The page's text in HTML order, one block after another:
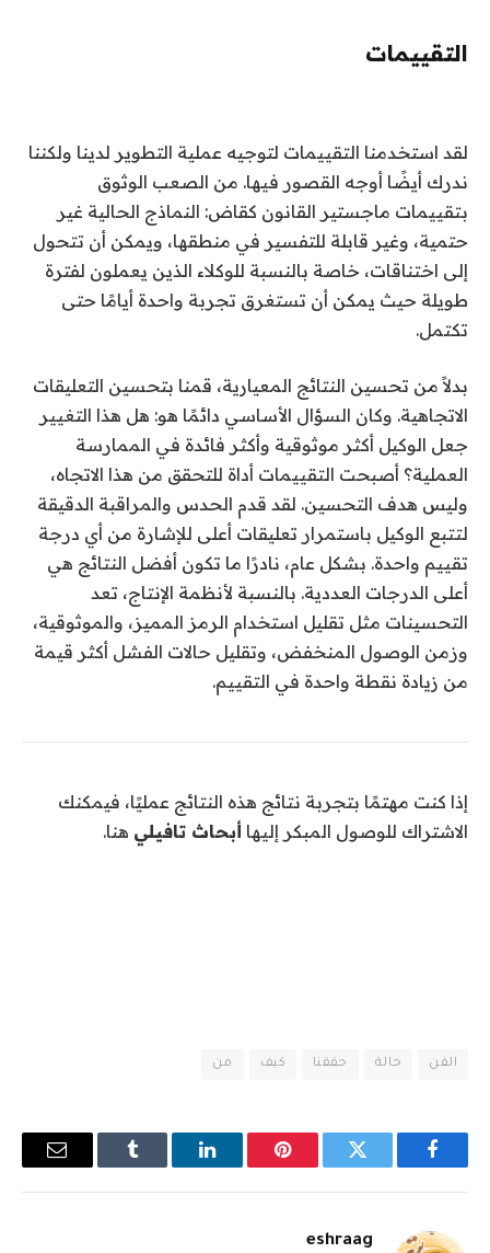
التقييمات
لقد استخدمنا التقييمات لتوجيه عملية التطوير لدينا ولكننا
ندرك أيضًا أوجه القصور فيها. من الصعب الوثوق
بتقييمات ماجستير القانون كقاض: النماذج الحالية غير
حتمية، وغير قابلة للتفسير في منطقها، ويمكن أن تتحول
إلى اختناقات، خاصة بالنسبة للوكلاء الذين يعملون لفترة
طويلة حيث يمكن أن تستغرق تجربة واحدة أيامًا حتى
تكتمل.
بدلاً من تحسين النتائج المعيارية، قمنا بتحسين التعليقات
الاتجاهية. وكان السؤال الأساسي دائمًا هو: هل هذا التغيير
جعل الوكيل أكثر موثوقية وأكثر فائدة في الممارسة
العملية؟ أصبحت التقييمات أداة للتحقق من هذا الاتجاه،
وليس هدف التحسين. لقد قدم الحدس والمراقبة الدقيقة
لتتبع الوكيل باستمرار تعليقات أعلى للإشارة من أي درجة
تقييم واحدة. بشكل عام، نادرًا ما تكون أفضل النتائج هي
أعلى الدرجات العددية. بالنسبة لأنظمة الإنتاج، تعد
التحسينات مثل تقليل استخدام الرمز المميز، والموثوقية،
وزمن الوصول المنخفض، وتقليل حالات الفشل أكثر قيمة
من زيادة نقطة واحدة في التقييم.
إذا كنت مهتمًا بتجربة نتائج هذه النتائج عمليًا، فيمكنك
الاشتراك للوصول المبكر إليها أبحاث تافيلي هنا.
الفن حالة حققنا كيف من
فيسبوك تويتر بينتيريستلينكدإن Tumblr
البريد
eshraag